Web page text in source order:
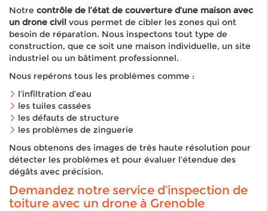
Notre contrôle de l’état de couverture d’une maison avec
un drone civil vous permet de cibler les zones qui ont
besoin de réparation. Nous inspectons tout type de
construction, que ce soit une maison individuelle, un site
industriel ou un bâtiment professionnel.
Nous repérons tous les problèmes comme :
l’infiltration d’eau
les tuiles cassées
les défauts de structure
les problèmes de zinguerie
Nous obtenons des images de très haute résolution pour
détecter les problèmes et pour évaluer l’étendue des
dégâts avec précision.
Demandez notre service d’inspection de
toiture avec un drone à Grenoble